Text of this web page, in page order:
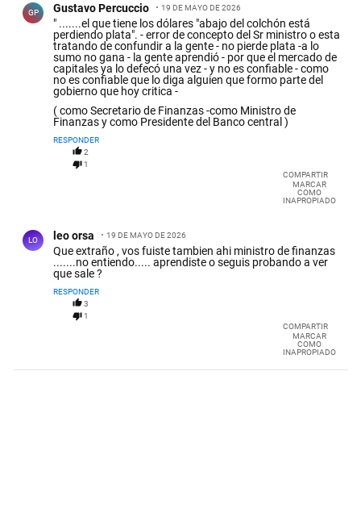
GP Gustavo Percuccio 19 DE MAYO DE 2026
" .......el que tiene los dólares "abajo del colchón está
perdiendo plata". - error de concepto del Sr ministro o esta
tratando de confundir a la gente - no pierde plata -a lo
sumo no gana - la gente aprendió - por que el mercado de
capitales ya lo defecó una vez - y no es confiable - como
no es confiable que lo diga alguien que formo parte del
gobierno que hoy critica -
( como Secretario de Finanzas -como Ministro de
Finanzas y como Presidente del Banco central )
RESPONDER
2
1
COMPARTIR
MARCAR
COMO
INAPROPIADO
LO leo orsa 19 DE MAYO DE 2026
Que extraño , vos fuiste tambien ahi ministro de finanzas
.......no entiendo..... aprendiste o seguis probando a ver
que sale ?
RESPONDER
3
1
COMPARTIR
MARCAR
COMO
INAPROPIADO